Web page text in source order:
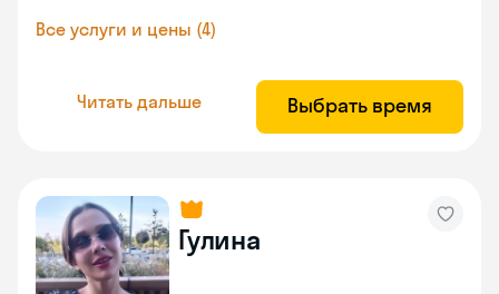
Все услуги и цены (4)
Читать дальше Выбрать время
Гулина